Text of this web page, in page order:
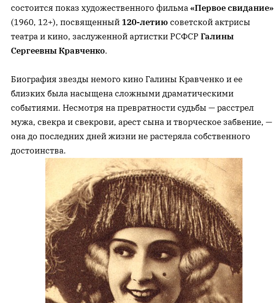
состоится показ художественного фильма«Первое свидание»
(1960, 12+), посвященный 120-летию советской актрисы
театра и кино, заслуженной артистки РСФСР Галины
Сергеевны Кравченко.
Биография звезды немого кино Галины Кравченко и ее
близких была насыщена сложными драматическими
событиями. Несмотря на превратности судьбы — расстрел
мужа, свекра и свекрови, арест сына и творческое забвение, —
она до последних дней жизни не растеряла собственного
достоинства.